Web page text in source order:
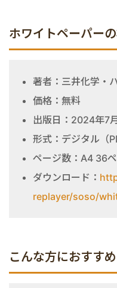
ホワイトペーパー
著者：三井化学・
価格：無料
出版日：2024年7
形式：デジタル（
ページ数：A4 36
ダウンロード：
replayer/soso/
こんな方におすすめ